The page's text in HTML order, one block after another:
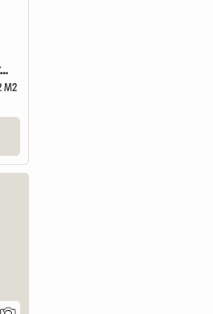
Chambre en centre-ville juste à côté du Rhin dans un emplacement idéal
M2